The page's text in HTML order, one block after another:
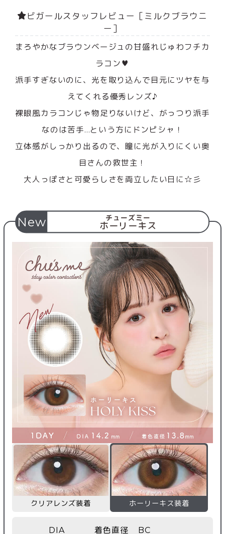
ビガールスタッフレビュー［ミルクブラウニ
ー］
まろやかなブラウンベージュの甘盛れじゅわフチカ
ラコン♥
派手すぎないのに、光を取り込んで目元にツヤを与
えてくれる優秀レンズ♪
裸眼風カラコンじゃ物足りないけど、がっつり派手
なのは苦手…という方にドンピシャ！
立体感がしっかり出るので、瞳に光が入りにくい奥
目さんの救世主！
大人っぽさと可愛らしさを両立したい日に☆彡
New チューズミー
ホーリーキス
クリアレンズ装着 ホーリーキス装着
DIA 着色直径 BC